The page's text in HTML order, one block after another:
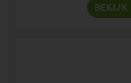
BEKIJK